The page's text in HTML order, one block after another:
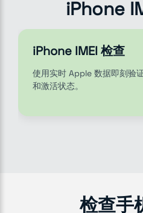
iPhone
iPhone IMEI 检查
使用实时 Apple 数据即刻验
和激活状态。
检查手